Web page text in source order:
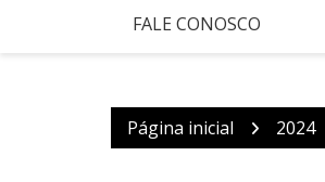
FALE CONOSCO
Página inicial 2024